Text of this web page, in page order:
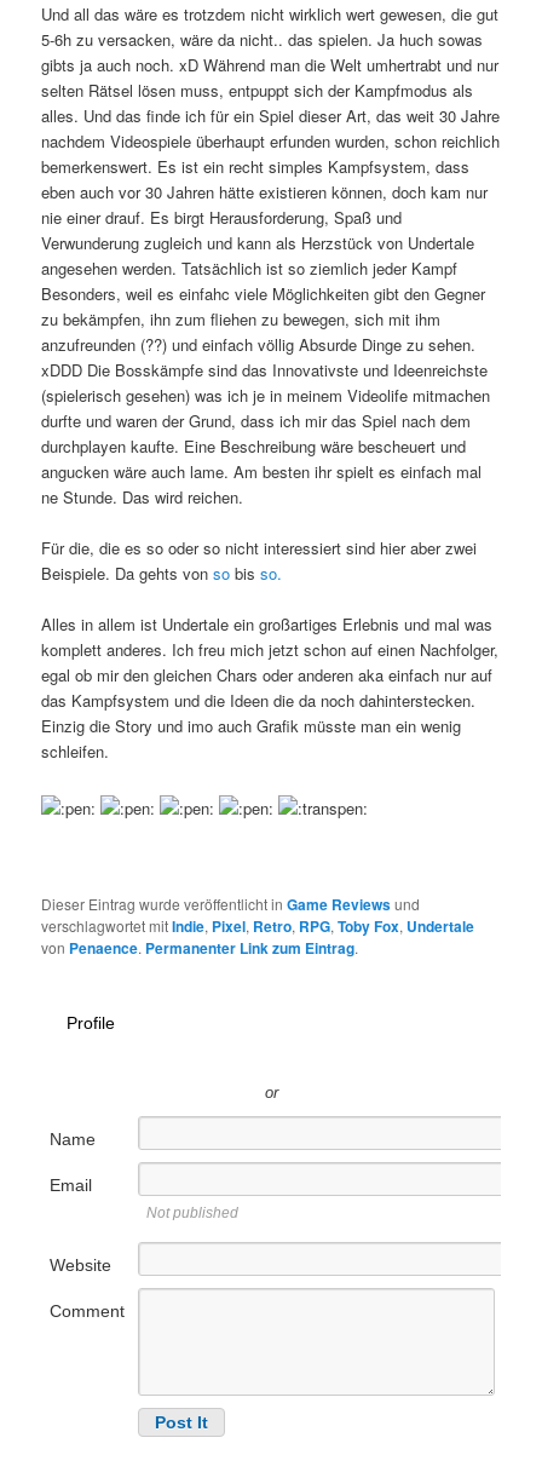
Und all das wäre es trotzdem nicht wirklich wert gewesen, die gut
5-6h zu versacken, wäre da nicht.. das spielen. Ja huch sowas
gibts ja auch noch. xD Während man die Welt umhertrabt und nur
selten Rätsel lösen muss, entpuppt sich der Kampfmodus als
alles. Und das finde ich für ein Spiel dieser Art, das weit 30 Jahre
nachdem Videospiele überhaupt erfunden wurden, schon reichlich
bemerkenswert. Es ist ein recht simples Kampfsystem, dass
eben auch vor 30 Jahren hätte existieren können, doch kam nur
nie einer drauf. Es birgt Herausforderung, Spaß und
Verwunderung zugleich und kann als Herzstück von Undertale
angesehen werden. Tatsächlich ist so ziemlich jeder Kampf
Besonders, weil es einfahc viele Möglichkeiten gibt den Gegner
zu bekämpfen, ihn zum fliehen zu bewegen, sich mit ihm
anzufreunden (??) und einfach völlig Absurde Dinge zu sehen.
xDDD Die Bosskämpfe sind das Innovativste und Ideenreichste
(spielerisch gesehen) was ich je in meinem Videolife mitmachen
durfte und waren der Grund, dass ich mir das Spiel nach dem
durchplayen kaufte. Eine Beschreibung wäre bescheuert und
angucken wäre auch lame. Am besten ihr spielt es einfach mal
ne Stunde. Das wird reichen.
Für die, die es so oder so nicht interessiert sind hier aber zwei
Beispiele. Da gehts vonso bisso.
Alles in allem ist Undertale ein großartiges Erlebnis und mal was
komplett anderes. Ich freu mich jetzt schon auf einen Nachfolger,
egal ob mir den gleichen Chars oder anderen aka einfach nur auf
das Kampfsystem und die Ideen die da noch dahinterstecken.
Einzig die Story und imo auch Grafik müsste man ein wenig
schleifen.
Dieser Eintrag wurde veröffentlicht inGame Reviewsund
verschlagwortet mitIndie, Pixel, Retro, RPG,Toby Fox, Undertale
von Penaence. Permanenter Link zum Eintrag.
Profile
or
Name
Email
Not published
Website
Comment